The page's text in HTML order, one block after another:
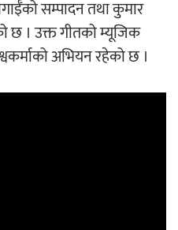
भनेकै यस्तो होला’को शीर्ष गीत
सम्पादन तथा कुमार
छ । उक्त गीतको म्यूजिक
अभियन रहेको छ ।